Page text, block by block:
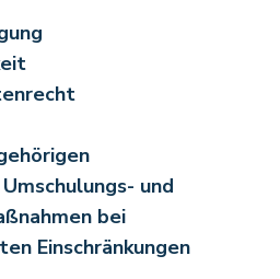
und
bei
Einschränkungen